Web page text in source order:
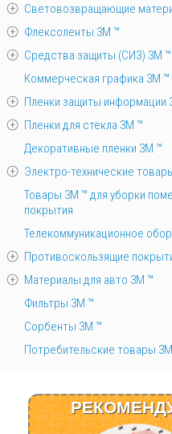
Световозвращающие
Флексоленты 3М ™
Средства защиты (СИЗ) 3M ™
Коммерческая графика 3М ™
Пленки защиты информации
Пленки для стекла 3М ™
Декоративные пленки 3М ™
Электро-технические
Товары 3М ™ для уборки
покрытия
Телекоммуникационное
Противоскользящие
Материалы для авто 3М ™
Фильтры 3М ™
Сорбенты 3М ™
Потребительские товары